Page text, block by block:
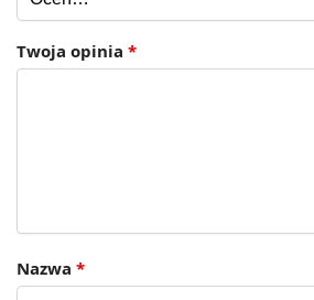
Twoja opinia *
Nazwa *